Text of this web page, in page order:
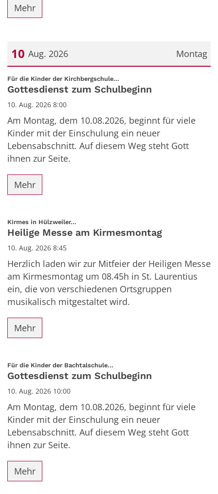
Mehr
Montag
10 Aug. 2026
Datum: 10. August 2026
Für die Kinder der Kirchbergschule...
Gottesdienst zum Schulbeginn
10. Aug. 2026 8:00
Am Montag, dem 10.08.2026, beginnt für viele
Kinder mit der Einschulung ein neuer
Lebensabschnitt. Auf diesem Weg steht Gott
ihnen zur Seite.
Mehr
Kirmes in Hülzweiler...
Heilige Messe am Kirmesmontag
10. Aug. 2026 8:45
Herzlich laden wir zur Mitfeier der Heiligen Messe
am Kirmesmontag um 08.45h in St. Laurentius
ein, die von verschiedenen Ortsgruppen
musikalisch mitgestaltet wird.
Mehr
Für die Kinder der Bachtalschule...
Gottesdienst zum Schulbeginn
10. Aug. 2026 10:00
Am Montag, dem 10.08.2026, beginnt für viele
Kinder mit der Einschulung ein neuer
Lebensabschnitt. Auf diesem Weg steht Gott
ihnen zur Seite.
Mehr